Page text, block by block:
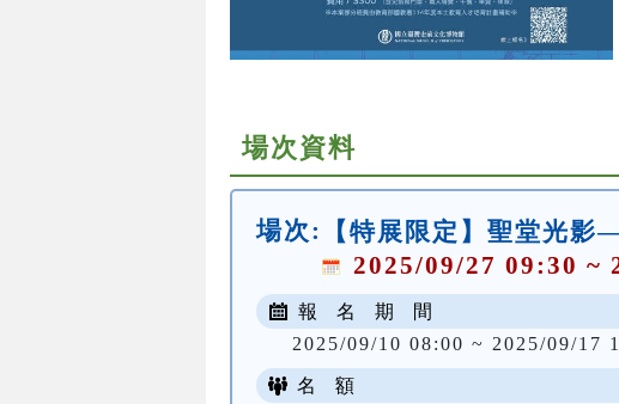
場次資料
場次:
【特展限定】聖堂光
2025/09/27 09:30 ~
報 名 期 間
2025/09/10 08:00 ~ 2025/09/17
名 額